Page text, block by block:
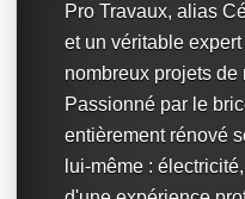
Pro Travaux, alias
et un véritable
nombreux projets de
Passionné par le
entièrement rénové
lui-même :